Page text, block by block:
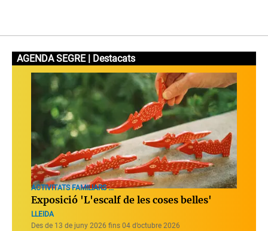
AGENDA SEGRE | Destacats
ACTIVITATS FAMILIARS ...
Exposició 'L'escalf de les coses belles'
LLEIDA
Des de 13 de juny 2026 fins 04 d’octubre 2026